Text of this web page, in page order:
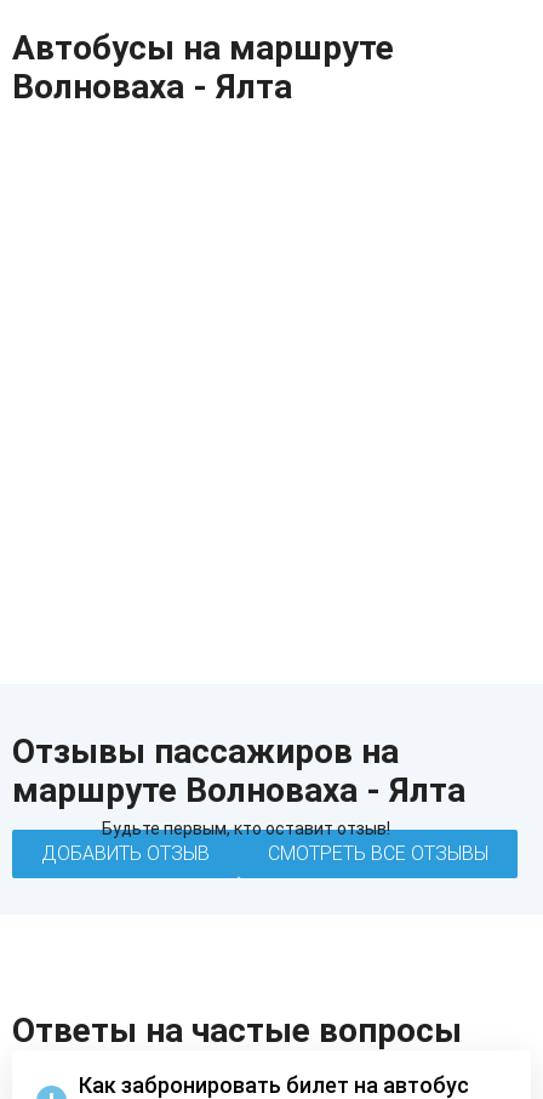
Автобусы на маршруте
Волноваха - Ялта
Отзывы пассажиров на
маршруте Волноваха - Ялта
Будьте первым, кто оставит отзыв!
ДОБАВИТЬ ОТЗЫВ СМОТРЕТЬ ВСЕ ОТЗЫВЫ
Ответы на частые вопросы
Как забронировать билет на автобус